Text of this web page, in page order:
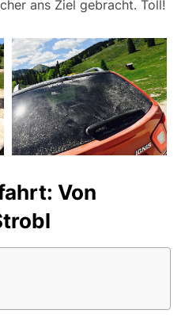
ans Ziel gebracht. Toll!
Von